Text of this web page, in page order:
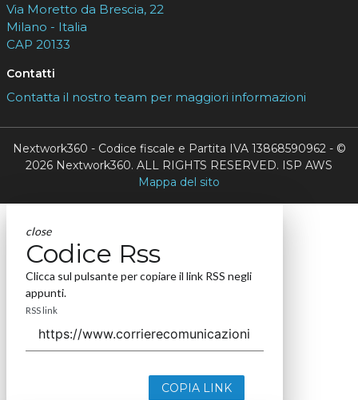
Via Moretto da Brescia, 22
Milano - Italia
CAP 20133
Contatti
Contatta il nostro team per maggiori informazioni
Nextwork360 - Codice fiscale e Partita IVA 13868590962 - ©
2026 Nextwork360. ALL RIGHTS RESERVED. ISP AWS
Mappa del sito
close
Codice Rss
Clicca sul pulsante per copiare il link RSS negli
appunti.
RSS link
COPIA LINK